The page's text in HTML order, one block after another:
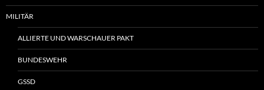
MILITÄR
ALLIERTE UND WARSCHAUER PAKT
BUNDESWEHR
GSSD